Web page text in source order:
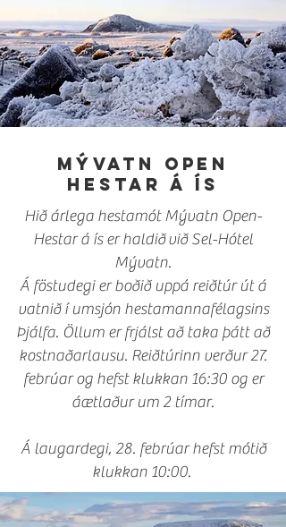
Mývatn Open
Hestar á ís
Hið árlega hestamót Mývatn Open-
Hestar á ís er haldiðvið Sel-Hótel
Mývatn.
Á föstudegi er boðið uppá reiðtúr út á
vatnið í umsjón hestamannafélagsins
Þjálfa. Öllum er frjálst að taka þátt að
kostnaðarlausu. Reiðtúrinn verður 27.
febrúar og hefst klukkan 16:30 og er
áætlaður um 2 tímar.
Á laugardegi, 28. febrúar hefst mótið
klukkan 10:00.